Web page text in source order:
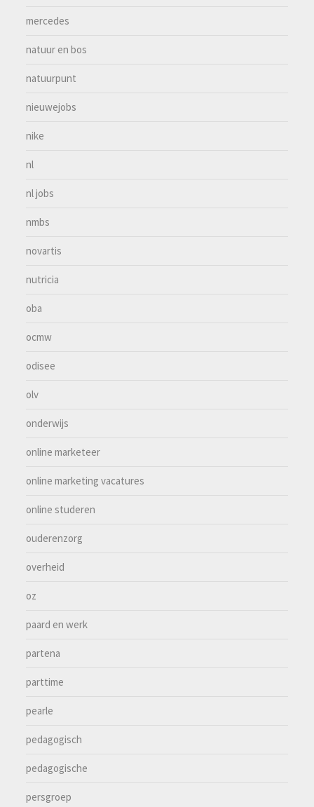
mercedes
natuur en bos
natuurpunt
nieuwejobs
nike
nl
nl jobs
nmbs
novartis
nutricia
oba
ocmw
odisee
olv
onderwijs
online marketeer
online marketing vacatures
online studeren
ouderenzorg
overheid
oz
paard en werk
partena
parttime
pearle
pedagogisch
pedagogische
persgroep